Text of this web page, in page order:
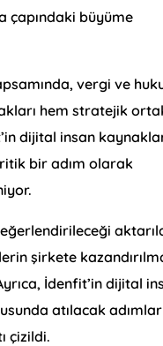
çapındaki büyüme
vergi ve
hem stratejik
dijital insan
bir adım olarak
şirkete
İdenfit’in dijital
atılacak
çizildi.